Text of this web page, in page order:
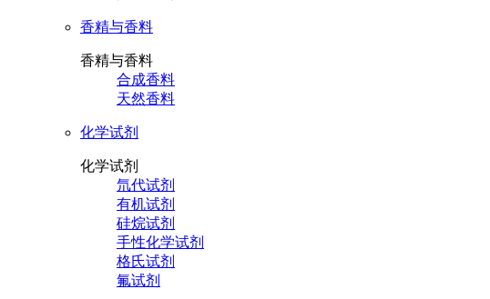
香精与香料
香精与香料
合成香料
天然香料
化学试剂
化学试剂
氘代试剂
有机试剂
硅烷试剂
手性化学试剂
格氏试剂
氟试剂